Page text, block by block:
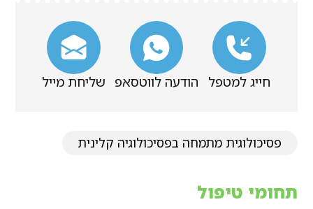
חייג למטפל הודעה לווטסאפ שליחת מייל
פסיכולוגית מתמחה בפסיכולוגיה קלינית
תחומי טיפול